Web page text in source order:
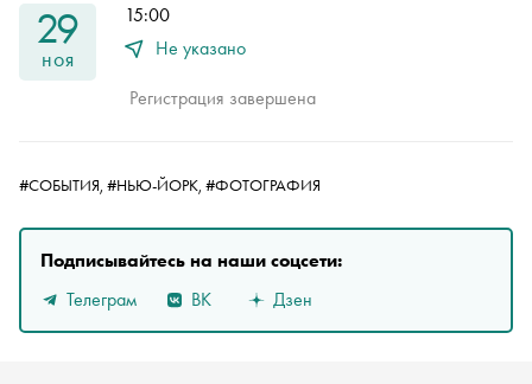
29
ноя
15:00
Не указано
Регистрация завершена
#СОБЫТИЯ, #НЬЮ-ЙОРК, #ФОТОГРАФИЯ
Подписывайтесь на наши соцсети:
Телеграм
ВК Дзен